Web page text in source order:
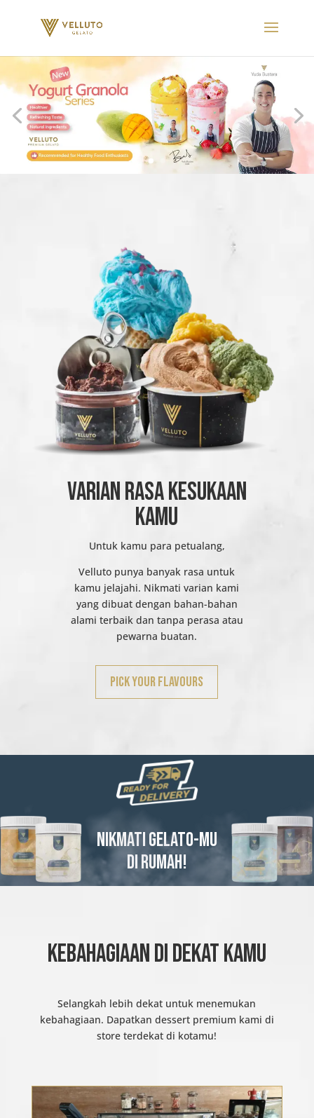
VARIAN RASA KESUKAAN
KAMU
Untuk kamu para petualang,
Velluto punya banyak rasa untuk
kamu jelajahi. Nikmati varian kami
yang dibuat dengan bahan-bahan
alami terbaik dan tanpa perasa atau
pewarna buatan.
Pick Your Flavours
NIKMATI GELATO-MU
DI RUMAH!
KEBAHAGIAAN DI DEKAT KAMU
Selangkah lebih dekat untuk menemukan
kebahagiaan. Dapatkan dessert premium kami di
store terdekat di kotamu!